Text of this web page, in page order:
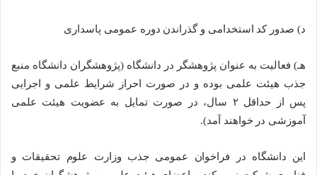
د) صدور کد استخدامی و گذراندن دوره عمومی پاسداری
هـ) فعالیت به عنوان پژوهشگر در دانشگاه (پژوهشگران دانشگاه منبع
جذب هیئت علمی بوده و در صورت احراز شرایط علمی و اجرایی
پس از حداقل ۲ سال، در صورت تمایل به عضویت هیئت علمی
آموزشی در خواهند آمد).
این دانشگاه در فراخوان عمومی جذب وزارت علوم تحقیقات و